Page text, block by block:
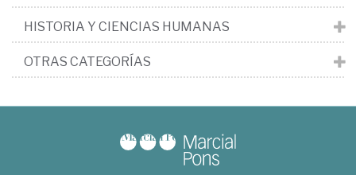
HISTORIA Y CIENCIAS HUMANAS
OTRAS CATEGORÍAS